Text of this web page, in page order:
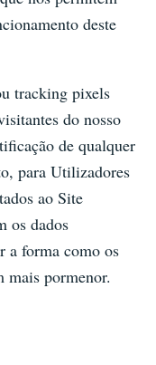
deste
tracking pixels
do nosso
de qualquer
para Utilizadores
ao Site
os dados
a forma como os
mais pormenor.